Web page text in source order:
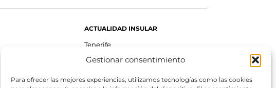
Gestionar consentimiento
Para ofrecer las mejores experiencias, utilizamos tecnologías como las cookies
ACTUALIDAD INSULAR
Tenerife
Gran Canaria
La Palma